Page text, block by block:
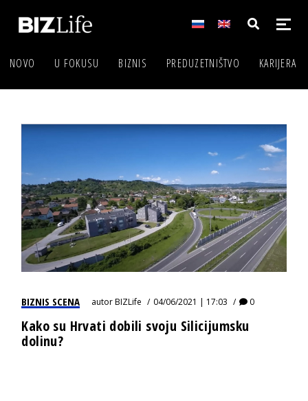
NOVO U FOKUSU BIZNIS PREDUZETNIŠTVO KARIJERA
BIZNIS SCENA autorBIZLife 04/06/2021 | 17:03 0
Kako su Hrvati dobili svoju Silicijumsku
dolinu?